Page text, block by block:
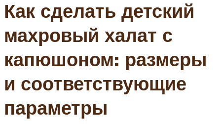
Как сделать детский
махровый халат с
капюшоном: размеры
и соответствующие
параметры